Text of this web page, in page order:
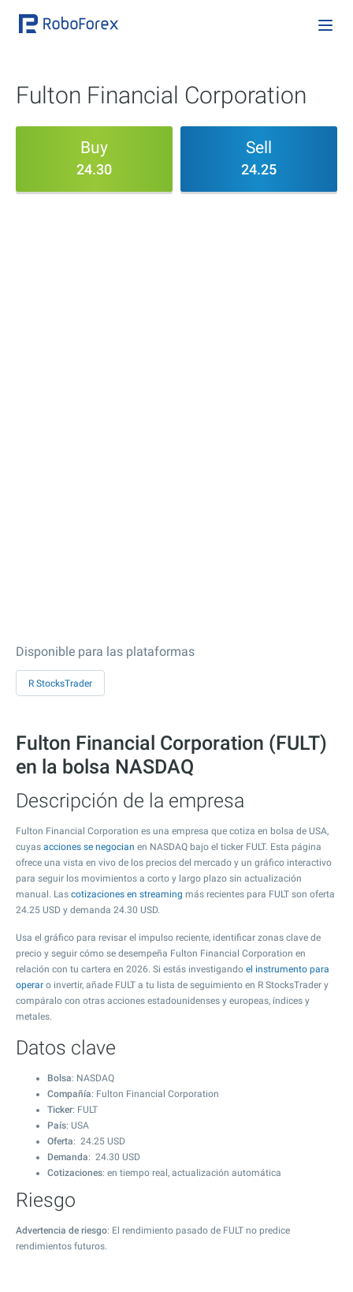
Fulton Financial Corporation
Buy
24.30
Sell
24.25
Disponible para las plataformas
R StocksTrader
Fulton Financial Corporation (FULT)
en la bolsa NASDAQ
Descripción de la empresa
Fulton Financial Corporation es una empresa que cotiza en bolsa de USA,
cuyas acciones se negocian en NASDAQ bajo el ticker FULT. Esta página
ofrece una vista en vivo de los precios del mercado y un gráfico interactivo
para seguir los movimientos a corto y largo plazo sin actualización
manual. Las cotizaciones en streaming más recientes para FULT son oferta
24.25 USD y demanda 24.30 USD.
Usa el gráfico para revisar el impulso reciente, identificar zonas clave de
precio y seguir cómo se desempeña Fulton Financial Corporation en
relación con tu cartera en 2026. Si estás investigando el instrumento para
operar o invertir, añade FULT a tu lista de seguimiento en R StocksTrader y
compáralo con otras acciones estadounidenses y europeas, índices y
metales.
Datos clave
Bolsa: NASDAQ
Compañía: Fulton Financial Corporation
Ticker: FULT
País: USA
Oferta: 24.25 USD
Demanda: 24.30 USD
Cotizaciones: en tiempo real, actualización automática
Riesgo
Advertencia de riesgo: El rendimiento pasado de FULT no predice
rendimientos futuros.